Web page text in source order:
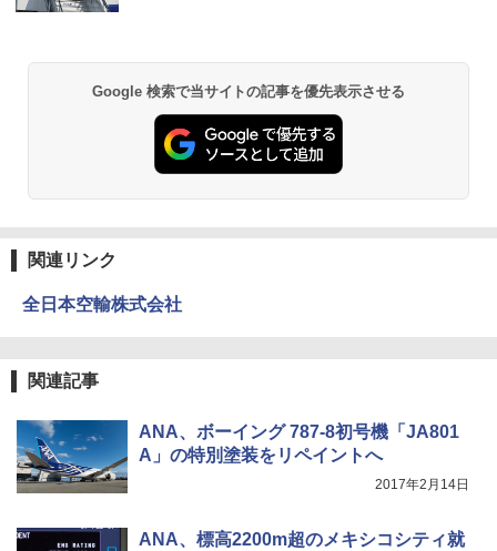
Google 検索で当サイトの記事を優先表示させる
関連リンク
全日本空輸株式会社
関連記事
ANA、ボーイング 787-8初号機「JA801
A」の特別塗装をリペイントへ
2017年2月14日
ANA、標高2200m超のメキシコシティ就